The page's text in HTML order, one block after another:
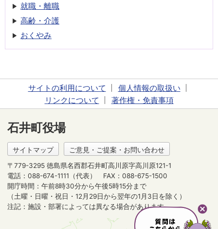
就職・離職
高齢・介護
おくやみ
サイトの利用について
個人情報の取扱い
リンクについて
著作権・免責事項
石井町役場
サイトマップ ご意見・ご提案・お問い合わせ
〒779-3295 徳島県名西郡石井町高川原字高川原121-1
電話：088-674-1111（代表）
FAX：088-675-1500
開庁時間：午前8時30分から午後5時15分まで
（土曜・日曜・祝日・12月29日から翌年の1月3日を除く）
注記：施設・部署によっては異なる場合があります。